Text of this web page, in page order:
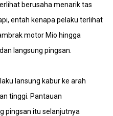
berusaha menarik tas
entah kenapa pelaku terlihat
motor Mio hingga
langsung pingsan.
lansung kabur ke arah
tinggi. Pantauan
pingsan itu selanjutnya